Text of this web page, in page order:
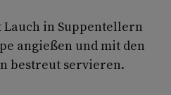
in Suppentellern
angießen und mit den
bestreut servieren.